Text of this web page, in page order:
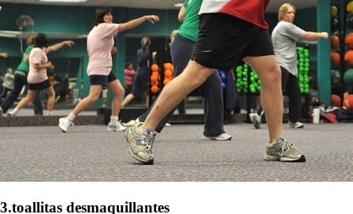
3.toallitas desmaquillantes